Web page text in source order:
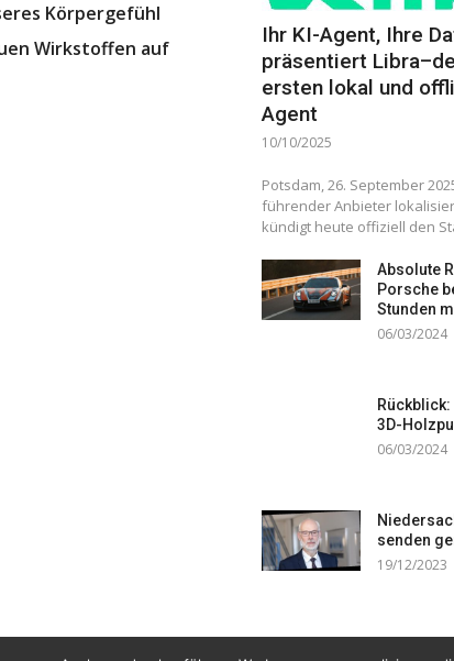
Körpergefühl
Wirkstoffen auf
Ihr KI-Agent, Ihre
präsentiert
ersten lokal und
Agent
10/10/2025
Potsdam, 26. September
führender Anbieter
kündigt heute offiziell den
Absolute
Porsche
Stunden
06/03/2024
3D-
06/03/2024
senden
19/12/2023